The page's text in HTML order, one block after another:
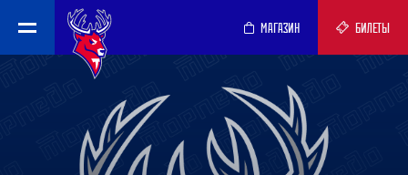
МАГАЗИН БИЛЕТЫ